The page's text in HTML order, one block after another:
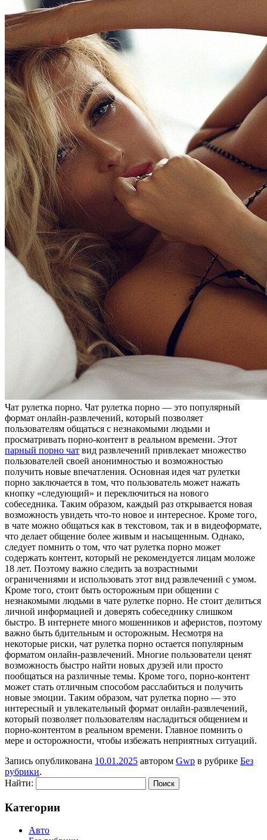
Чaт рулeткa порно. Чат рулетка порно — это популярный
формат онлайн-развлечений, который позволяет
пользователям общаться с незнакомыми людьми и
просматривать порно-контент в реальном времени. Этот
парный порно чат вид развлечений привлекает множество
пользователей своей анонимностью и возможностью
получить новые впечатления. Основная идея чат рулетки
порно заключается в том, что пользователь может нажать
кнопку «следующий» и переключиться на нового
собеседника. Таким образом, каждый раз открывается новая
возможность увидеть что-то новое и интересное. Кроме того,
в чате можно общаться как в текстовом, так и в видеоформате,
что делает общение более живым и насыщенным. Однако,
следует помнить о том, что чат рулетка порно может
содержать контент, который не рекомендуется лицам моложе
18 лет. Поэтому важно следить за возрастными
ограничениями и использовать этот вид развлечений с умом.
Кроме того, стоит быть осторожным при общении с
незнакомыми людьми в чате рулетке порно. Не стоит делиться
личной информацией и доверять собеседнику слишком
быстро. В интернете много мошенников и аферистов, поэтому
важно быть бдительным и осторожным. Несмотря на
некоторые риски, чат рулетка порно остается популярным
форматом онлайн-развлечений. Многие пользователи ценят
возможность быстро найти новых друзей или просто
пообщаться на различные темы. Кроме того, порно-контент
может стать отличным способом расслабиться и получить
новые эмоции. Таким образом, чат рулетка порно — это
интересный и увлекательный формат онлайн-развлечений,
который позволяет пользователям насладиться общением и
порно-контентом в реальном времени. Главное помнить о
мере и осторожности, чтобы избежать неприятных ситуаций.
Запись опубликована 10.01.2025 автором Gwp в рубрике Без
рубрики.
Найти:
Категории
Авто